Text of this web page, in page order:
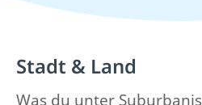
Stadt & Land
Was du unter